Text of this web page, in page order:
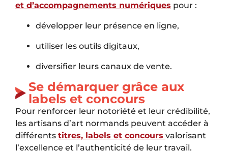
et d’accompagnements numériques pour :
développer leur présence en ligne,
utiliser les outils digitaux,
diversifier leurs canaux de vente.
Se démarquer grâce aux
labels et concours
Pour renforcer leur notoriété et leur crédibilité,
les artisans d’art normands peuvent accéder à
différents titres, labels et concours valorisant
l’excellence et l’authenticité de leur travail.